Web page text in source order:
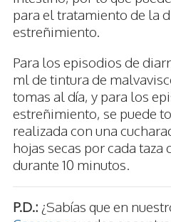
para el tratamiento de la
estreñimiento.
Para los episodios de
ml de tintura de
tomas al día, y para los
estreñimiento, se puede
realizada con una
hojas secas por cada taza
durante 10 minutos.
P.D.: ¿Sabías que en